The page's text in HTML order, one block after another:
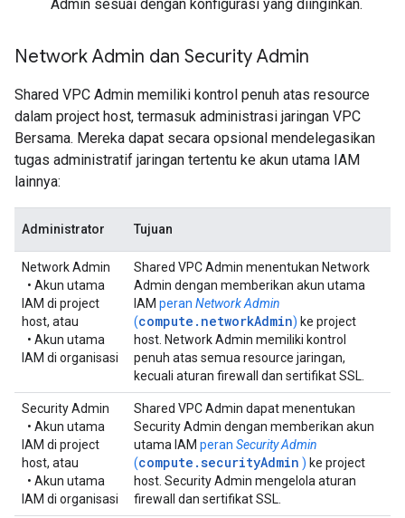
Admin sesuai dengan konfigurasi yang diinginkan.
Network Admin dan Security Admin
Shared VPC Admin memiliki kontrol penuh atas resource
dalam project host, termasuk administrasi jaringan VPC
Bersama. Mereka dapat secara opsional mendelegasikan
tugas administratif jaringan tertentu ke akun utama IAM
lainnya:
Administrator Tujuan
Network Admin
• Akun utama
IAM di project
host, atau
• Akun utama
IAM di organisasi
Shared VPC Admin menentukan Network
Admin dengan memberikan akun utama
IAM peran Network Admin
(compute.networkAdmin) ke project
host. Network Admin memiliki kontrol
penuh atas semua resource jaringan,
kecuali aturan firewall dan sertifikat SSL.
Security Admin
• Akun utama
IAM di project
host, atau
• Akun utama
IAM di organisasi
Shared VPC Admin dapat menentukan
Security Admin dengan memberikan akun
utama IAM peran Security Admin
(compute.securityAdmin ) ke project
host. Security Admin mengelola aturan
firewall dan sertifikat SSL.